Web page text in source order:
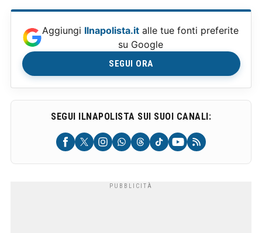
Aggiungi Ilnapolista.it alle tue fonti preferite
su Google
SEGUI ORA
SEGUI ILNAPOLISTA SUI SUOI CANALI: